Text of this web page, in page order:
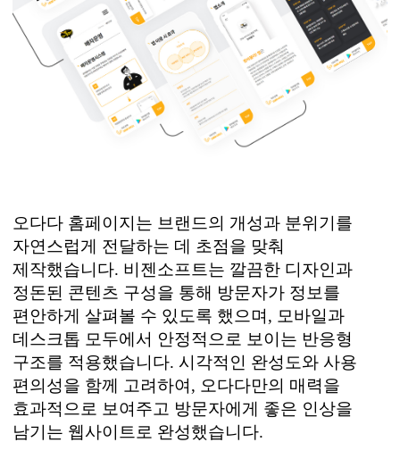
오다다 홈페이지는 브랜드의 개성과 분위기를
자연스럽게 전달하는 데 초점을 맞춰
제작했습니다. 비젠소프트는 깔끔한 디자인과
정돈된 콘텐츠 구성을 통해 방문자가 정보를
편안하게 살펴볼 수 있도록 했으며, 모바일과
데스크톱 모두에서 안정적으로 보이는 반응형
구조를 적용했습니다. 시각적인 완성도와 사용
편의성을 함께 고려하여, 오다다만의 매력을
효과적으로 보여주고 방문자에게 좋은 인상을
남기는 웹사이트로 완성했습니다.